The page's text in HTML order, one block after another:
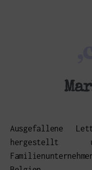
Ausgefallene
hergestellt